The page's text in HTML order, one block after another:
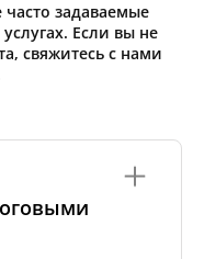
задаваемые
Если вы не
свяжитесь с нами